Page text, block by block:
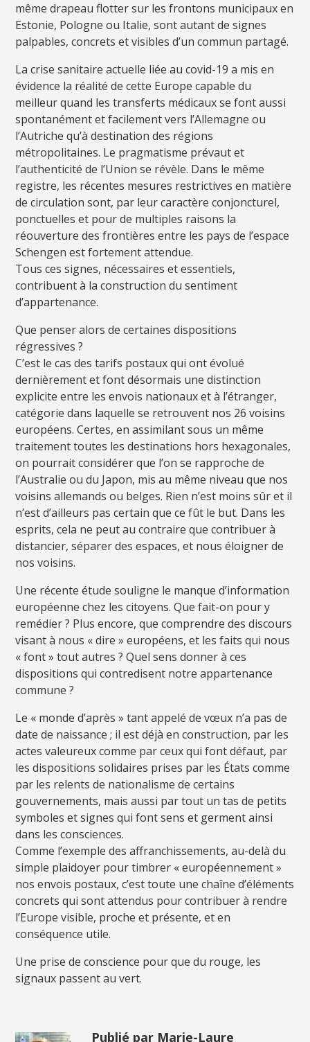
même drapeau flotter sur les frontons municipaux en
Estonie, Pologne ou Italie, sont autant de signes
palpables, concrets et visibles d’un commun partagé.
La crise sanitaire actuelle liée au covid-19 a mis en
évidence la réalité de cette Europe capable du
meilleur quand les transferts médicaux se font aussi
spontanément et facilement vers l’Allemagne ou
l’Autriche qu’à destination des régions
métropolitaines. Le pragmatisme prévaut et
l’authenticité de l’Union se révèle. Dans le même
registre, les récentes mesures restrictives en matière
de circulation sont, par leur caractère conjoncturel,
ponctuelles et pour de multiples raisons la
réouverture des frontières entre les pays de l’espace
Schengen est fortement attendue.
Tous ces signes, nécessaires et essentiels,
contribuent à la construction du sentiment
d’appartenance.
Que penser alors de certaines dispositions
régressives ?
C’est le cas des tarifs postaux qui ont évolué
dernièrement et font désormais une distinction
explicite entre les envois nationaux et à l’étranger,
catégorie dans laquelle se retrouvent nos 26 voisins
européens. Certes, en assimilant sous un même
traitement toutes les destinations hors hexagonales,
on pourrait considérer que l’on se rapproche de
l’Australie ou du Japon, mis au même niveau que nos
voisins allemands ou belges. Rien n’est moins sûr et il
n’est d’ailleurs pas certain que ce fût le but. Dans les
esprits, cela ne peut au contraire que contribuer à
distancier, séparer des espaces, et nous éloigner de
nos voisins.
Une récente étude souligne le manque d’information
européenne chez les citoyens. Que fait-on pour y
remédier ? Plus encore, que comprendre des discours
visant à nous « dire » européens, et les faits qui nous
« font » tout autres ? Quel sens donner à ces
dispositions qui contredisent notre appartenance
commune ?
Le « monde d’après » tant appelé de vœux n’a pas de
date de naissance ; il est déjà en construction, par les
actes valeureux comme par ceux qui font défaut, par
les dispositions solidaires prises par les États comme
par les relents de nationalisme de certains
gouvernements, mais aussi par tout un tas de petits
symboles et signes qui font sens et germent ainsi
dans les consciences.
Comme l’exemple des affranchissements, au-delà du
simple plaidoyer pour timbrer « européennement »
nos envois postaux, c’est toute une chaîne d’éléments
concrets qui sont attendus pour contribuer à rendre
l’Europe visible, proche et présente, et en
conséquence utile.
Une prise de conscience pour que du rouge, les
signaux passent au vert.
Publié par Marie-Laure